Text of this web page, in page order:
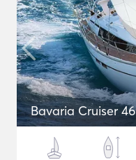
Bavaria Cruiser 46